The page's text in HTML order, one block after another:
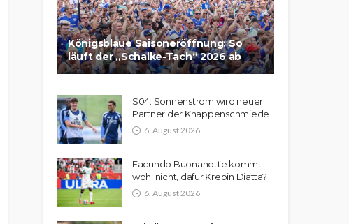
Königsblaue Saisoneröffnung: So
läuft der „Schalke-Tach“ 2026 ab
S04: Sonnenstrom wird neuer
Partner der Knappenschmiede
6. August 2026
Facundo Buonanotte kommt
wohl nicht, dafür Krepin Diatta?
6. August 2026